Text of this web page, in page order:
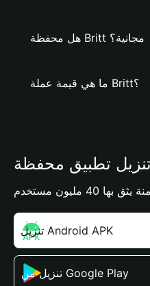
هل محفظة Britt مجانية؟
ما هي قيمة عملة Britt؟
مستخدم
تنزيل Android APK
تنزيل من Google Play